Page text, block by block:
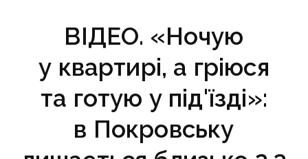
ВІДЕО. «Ночую
у квартирі, а гріюся
та готую у під'їзді»:
в Покровську